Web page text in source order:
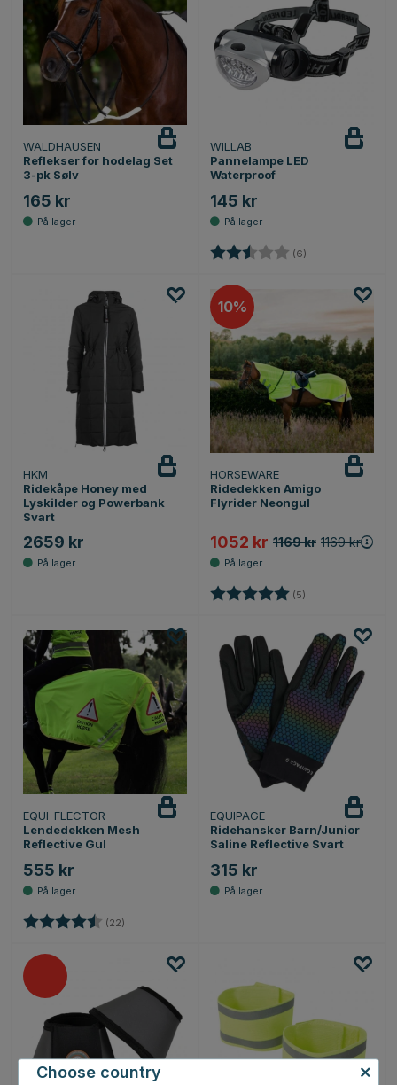
WALDHAUSEN
Reflekser for hodelag Set
3-pk Sølv
165 kr
WILLAB
Pannelampe LED
Waterproof
145 kr
Karakter: (6)
HKM
Ridekåpe Honey med
Lyskilder og Powerbank
Svart
2659 kr
10%
HORSEWARE
Ridedekken Amigo
Flyrider Neongul
1052 kr 1169 kr 1169 kr
Karakter: (5)
EQUI-FLECTOR
Lendedekken Mesh
Reflective Gul
555 kr
Karakter: (22)
EQUIPAGE
Ridehansker Barn/Junior
Saline Reflective Svart
315 kr
Choose country